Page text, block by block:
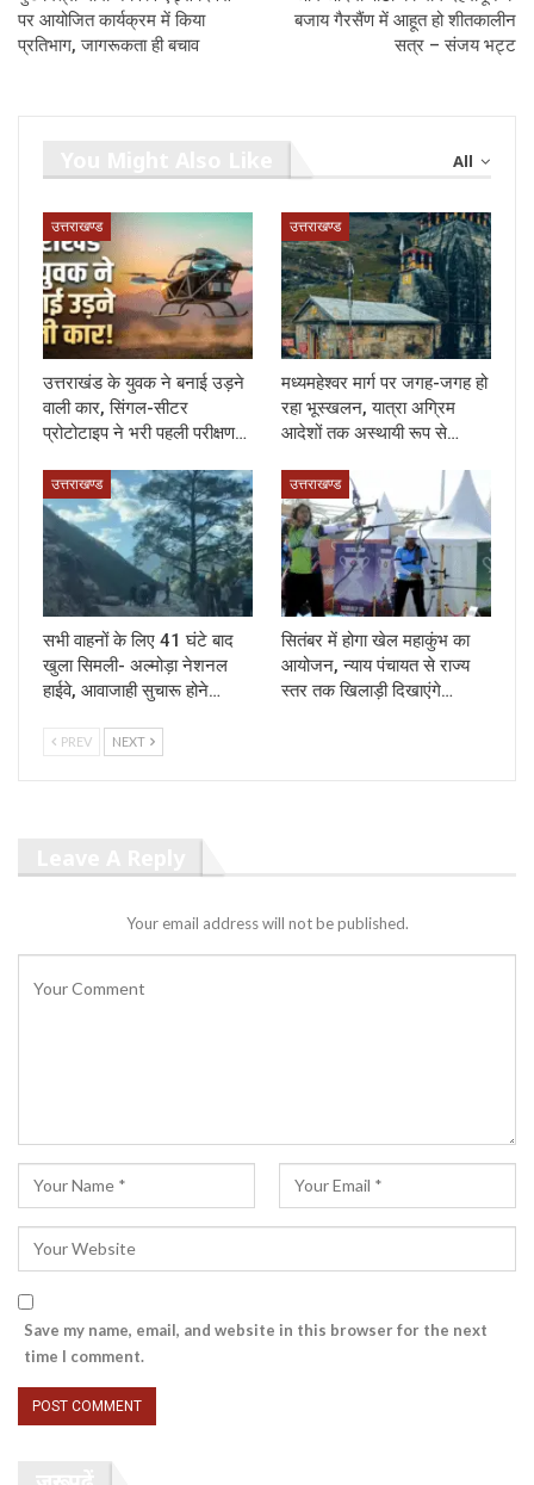
पर आयोजित कार्यक्रम में किया
प्रतिभाग, जागरूकता ही बचाव
बजाय गैरसैंण में आहूत हो शीतकालीन
सत्र – संजय भट्ट
All
उत्तराखण्ड
उत्तराखंड के युवक ने बनाई उड़ने
वाली कार, सिंगल-सीटर
प्रोटोटाइप ने भरी पहली परीक्षण…
उत्तराखण्ड
मध्यमहेश्वर मार्ग पर जगह-जगह हो
रहा भूस्खलन, यात्रा अग्रिम
आदेशों तक अस्थायी रूप से…
उत्तराखण्ड
सभी वाहनों के लिए 41 घंटे बाद
खुला सिमली- अल्मोड़ा नेशनल
हाईवे, आवाजाही सुचारू होने…
उत्तराखण्ड
सितंबर में होगा खेल महाकुंभ का
आयोजन, न्याय पंचायत से राज्य
स्तर तक खिलाड़ी दिखाएंगे…
PREV NEXT
Your email address will not be published.
Save my name, email, and website in this browser for the next
time I comment.